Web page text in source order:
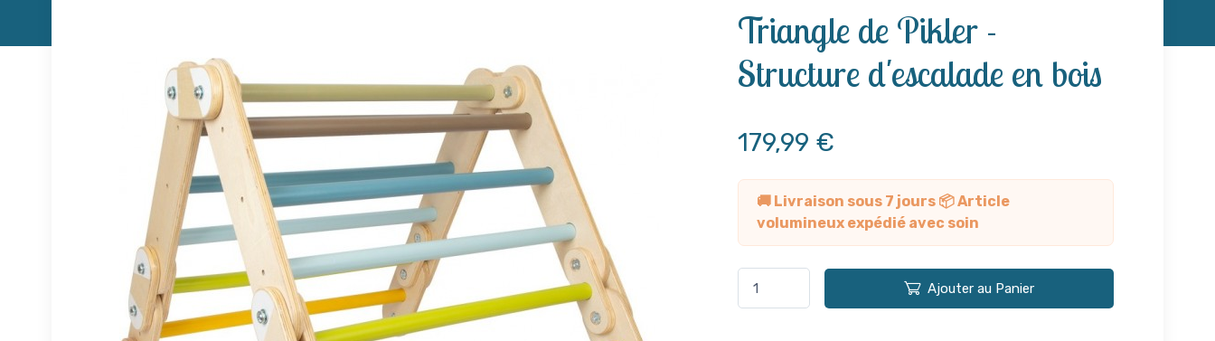
Triangle de Pikler -
Structure d'escalade en bois
179,99 €
🚚 Livraison sous 7 jours 📦 Article
volumineux expédié avec soin
Ajouter au Panier